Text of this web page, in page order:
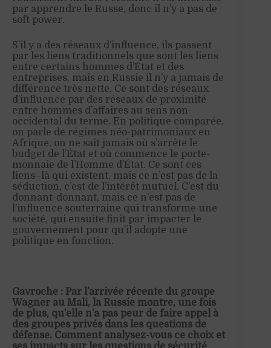
par apprendre le Russe, donc il n’y a pas de
soft power.
S’il y a des réseaux d’influence, ils passent
par les liens traditionnels que sont les liens
entre certains hommes d’État et des
entreprises, mais en Russie il n’y a jamais de
différence très nette. Ce sont des réseaux
d’influence par des réseaux de proximité
entre hommes d’affaires au sens non-
occidental du terme. En politique comparée,
on parle de régimes néo-patrimoniaux en
Afrique, on ne sait jamais où s’arrête le
budget de l’État et où commence le porte-
monnaie de l’Homme d’État. Ce sont ces
liens–là qui existent, mais ce n’est pas de la
séduction, c’est de l’intérêt mutuel. C’est du
donnant-donnant, mais ce n’est pas de
l’influence souterraine qui transforme une
société, qui ensuite finit par impacter le
gouvernement pour qu’il adopte une
politique en fonction.
Gavroche : Par l’arrivée récente du groupe
Wagner au Mali, la Russie montre, une fois
de plus, qu’elle n’a pas peur de faire appel à
des groupes privés dans les questions de
défense. Comment analysez-vous ce choix et